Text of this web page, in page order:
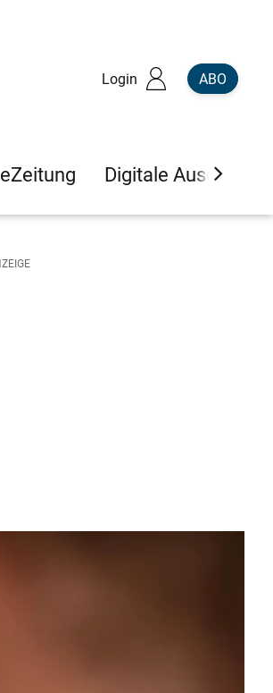
Login ABO
eZeitung Digitale Ausgaben